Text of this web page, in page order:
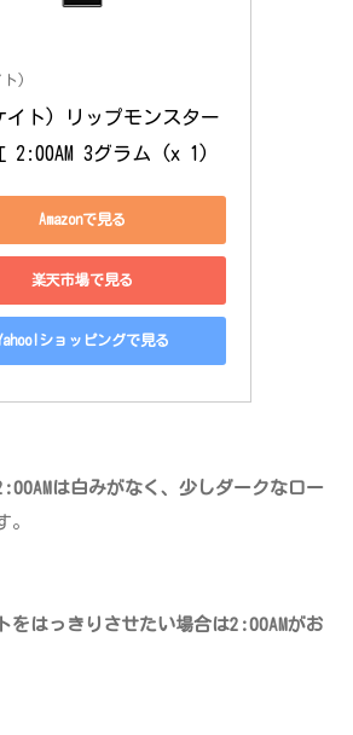
ト)
イト) リップモンスター
2:00AM 3グラム (x 1)
Amazonで見る
楽天市場で見る
ショッピングで見る
は白みがなく、少しダークなロー
。
をはっきりさせたい場合は2:00AMがお